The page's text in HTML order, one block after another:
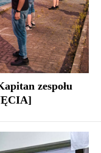
zespołu